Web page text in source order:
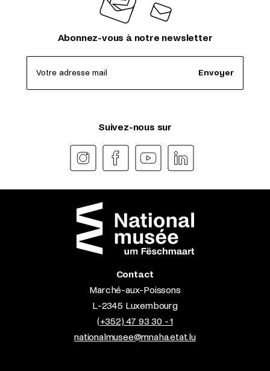
Abonnez-vous à notre newsletter
Votre adresse mail Envoyer
Suivez-nous sur
Contact
Marché-aux-Poissons
L-2345 Luxembourg
(+352) 47 93 30 - 1
nationalmusee@mnaha.etat.lu